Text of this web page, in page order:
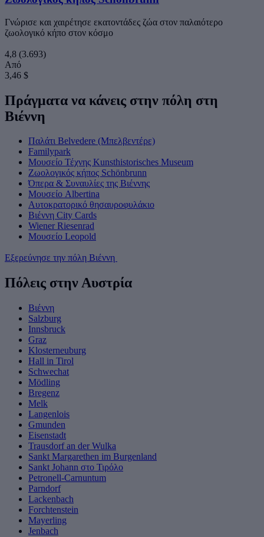
Γνώρισε και χαιρέτησε εκατοντάδες ζώα στον παλαιότερο
ζωολογικό κήπο στον κόσμο
4,8 (3.693)
Από
3,46 $
Πράγματα να κάνεις στην πόλη στη
Βιέννη
Παλάτι Belvedere (Μπελβεντέρε)
Familypark
Μουσείο Τέχνης Kunsthistorisches Museum
Ζωολογικός κήπος Schönbrunn
Όπερα & Συναυλίες της Βιέννης
Μουσείο Albertina
Αυτοκρατορικό θησαυροφυλάκιο
Βιέννη City Cards
Wiener Riesenrad
Μουσείο Leopold
Εξερεύνησε την πόλη Βιέννη
Πόλεις στην Αυστρία
Βιέννη
Salzburg
Innsbruck
Graz
Klosterneuburg
Hall in Tirol
Schwechat
Mödling
Bregenz
Melk
Langenlois
Gmunden
Eisenstadt
Trausdorf an der Wulka
Sankt Margarethen im Burgenland
Sankt Johann στο Τιρόλο
Petronell-Carnuntum
Parndorf
Lackenbach
Forchtenstein
Mayerling
Jenbach